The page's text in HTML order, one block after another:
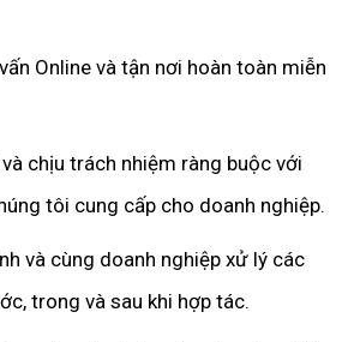
Online và tận nơi hoàn toàn miễn
chịu trách nhiệm ràng buộc với
tôi cung cấp cho doanh nghiệp.
và cùng doanh nghiệp xử lý các
trong và sau khi hợp tác.